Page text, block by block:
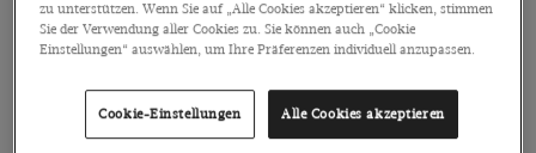
zu unterstützen. Wenn Sie auf „Alle Cookies akzeptieren“ klicken, stimmen
Sie der Verwendung aller Cookies zu. Sie können auch „Cookie
Einstellungen“ auswählen, um Ihre Präferenzen individuell anzupassen.
Cookie-Einstellungen Alle Cookies akzeptieren